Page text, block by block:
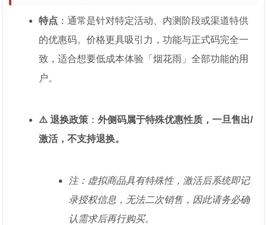
特点 ：通常是针对特定活动、内测阶段或渠道特供
的优惠码。价格更具吸引力，功能与正式码完全一
致，适合想要低成本体验「烟花雨」全部功能的用
户。
⚠️ 退换政策 ：外侧码属于特殊优惠性质，一旦售出/
激活，不支持退换。
注：虚拟商品具有特殊性，激活后系统即记
录授权信息，无法二次销售，因此请务必确
认需求后再行购买。